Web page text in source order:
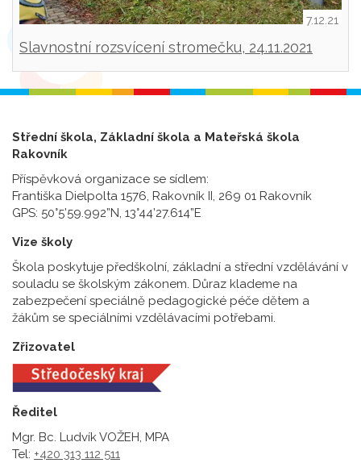
7.12.21
Slavnostní rozsvícení stromečku, 24.11.2021
Střední škola, Základní škola a Mateřská škola
Rakovník
Příspěvková organizace se sídlem:
Františka Dielpolta 1576, Rakovník II, 269 01 Rakovník
GPS: 50°5’59.992”N, 13°44’27.614”E
Vize školy
Škola poskytuje předškolní, základní a střední vzdělávání v
souladu se školským zákonem. Důraz klademe na
zabezpečení speciálně pedagogické péče dětem a
žákům se speciálními vzdělávacími potřebami.
Zřizovatel
Ředitel
Mgr. Bc. Ludvík VOŽEH, MPA
Tel: +420 313 112 511